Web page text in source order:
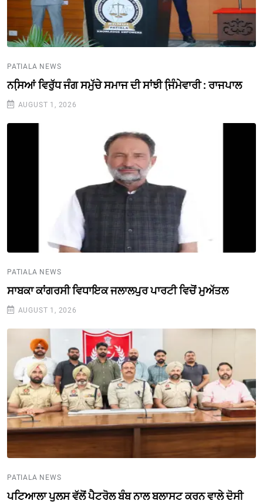
PATIALA NEWS
ਨਸਿ਼ਆਂ ਵਿਰੁੱਧ ਜੰਗ ਸਮੁੱਚੇ ਸਮਾਜ ਦੀ ਸਾਂਝੀ ਜਿ਼ੰਮੇਵਾਰੀ : ਰਾਜਪਾਲ
AUGUST 1, 2026
PATIALA NEWS
ਸਾਬਕਾ ਕਾਂਗਰਸੀ ਵਿਧਾਇਕ ਜਲਾਲਪੁਰ ਪਾਰਟੀ ਵਿਚੋਂ ਮੁਅੱਤਲ
AUGUST 1, 2026
PATIALA NEWS
ਪਟਿਆਲਾ ਪੁਲਸ ਵੱਲੋਂ ਪੈਟਰੋਲ ਬੰਬ ਨਾਲ ਬਲਾਸਟ ਕਰਨ ਵਾਲੇ ਦੋਸੀ